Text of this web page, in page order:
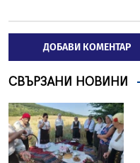
ДОБАВИ КОМЕНТАР
СВЪРЗАНИ НОВИНИ